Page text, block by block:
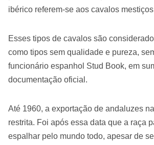
ibérico referem-se aos cavalos
Esses tipos de cavalos são
como tipos sem qualidade e pureza,
funcionário espanhol Stud Book, em
documentação oficial.
Até 1960, a exportação de andaluzes
restrita. Foi após essa data que a raça
espalhar pelo mundo todo, apesar de